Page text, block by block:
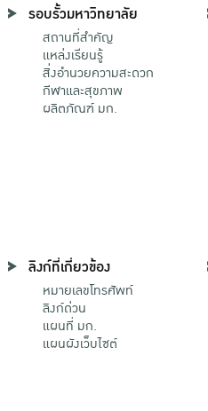
รอบรั้วมหาวิทยาลัย
สถานที่สำคัญ
แหล่งเรียนรู้
สิ่งอำนวยความสะดวก
กีฬาและสุขภาพ
ผลิตภัณฑ์ มก.
ลิงก์ที่เกี่ยวข้อง
หมายเลขโทรศัพท์
ลิงก์ด่วน
แผนที่ มก.
แผนผังเว็บไซต์